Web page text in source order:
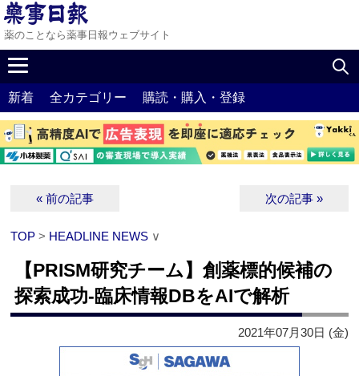
薬のことなら薬事日報ウェブサイト
新着 全カテゴリー 購読・購入・登録
« 前の記事 次の記事 »
TOP > HEADLINE NEWS ∨
【PRISM研究チーム】創薬標的候補の
探索成功‐臨床情報DBをAIで解析
2021年07月30日 (金)